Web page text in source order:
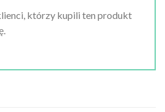
którzy kupili ten produkt